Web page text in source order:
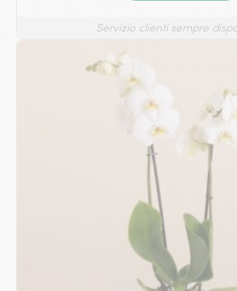
Servizio clienti sempre